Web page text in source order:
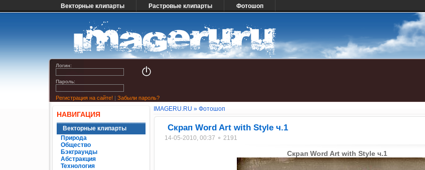
Векторные клипарты Растровые клипарты Фотошоп
Логин:
Пароль:
Регистрация на сайте! | Забыли пароль?
НАВИГАЦИЯ
Векторные клипарты
Природа
Общество
Бэкграунды
Абстракция
Технология
IMAGERU.RU » Фотошоп
Скрап Word Art with Style ч.1
14-05-2010, 00:37 ⚬ 2191
Скрап Word Art with Style ч.1